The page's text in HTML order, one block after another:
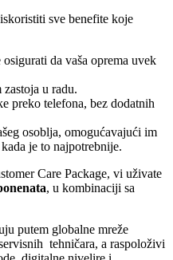
sve benefite koje
da vaša oprema uvek
u radu.
preko telefona, bez dodatnih
osoblja, omogućavajući im
je to najpotrebnije.
Care Package, vi uživate
, u kombinaciji sa
putem globalne mreže
tehničara, a raspoloživi